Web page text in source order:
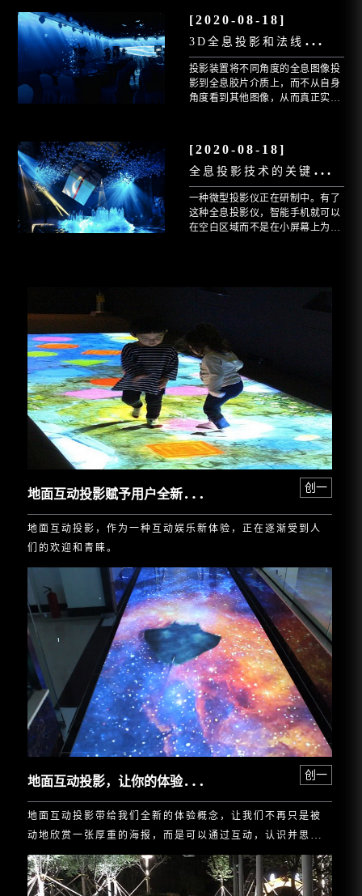
[2020-08-18]
3
D全息投影和法线有什么区别?
投影装置将不同角度的全息图像投
影到全息胶片介质上，而不从自身
角度看到其他图像，从而真正实现
[2020-08-18]
全
息投影技术的关键是什么?
一种微型投影仪正在研制中。有了
这种全息投影仪，智能手机就可以
在空白区域而不是在小屏幕上为观
地
面互动投影赋予用户全新的体验感受 创一
地面互动投影，作为一种互动娱乐新体验，正在逐渐受到人
们的欢迎和青睐。
地
面互动投影，让你的体验从地面开始！ 创一
地面互动投影带给我们全新的体验概念，让我们不再只是被
动地欣赏一张厚重的海报，而是可以通过互动，认识并思考
自我表达与参与的重要性。